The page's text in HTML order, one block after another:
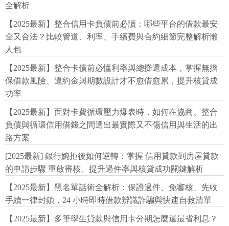
全解析
【2025最新】整合信用卡負債前必讀：哪些平台的借款最安
全又合法？比較管道、利率、手續費與合約細節完整解析懶
人包
【2025最新】整合卡債前必懂利率與總攤還成本，掌握無擔
保借款風險、違約金與期數設計才不愈借愈累，提升核貸成
功率
【2025最新】面對卡費循環壓力爆表時，如何在協商、整合
負債與循環信用借錢之間選出最實際又不傷信用與生活的出
路方案
[2025最新] 銀行婉拒後如何逆轉：掌握 信用貸款到房屋貸款
的申請步驟 重啟審核、提升過件率與核貸成功關鍵解析
【2025最新】黑名單話術全解析：保證過件、免審核、先收
手續一律封鎖，24 小時即時借款辨識詐騙與快速自救清單
【2025最新】多筆學生貸款與信用卡分期怎麼還最省利息？